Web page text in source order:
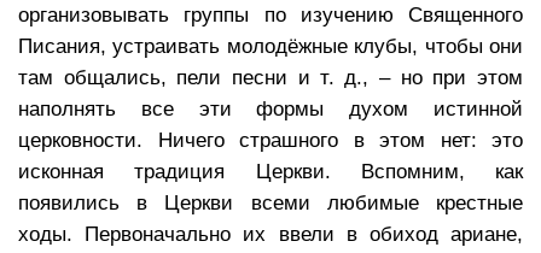
организовывать группы по изучению Священного
Писания, устраивать молодёжные клубы, чтобы они
там общались, пели песни и т. д., – но при этом
наполнять все эти формы духом истинной
церковности. Ничего страшного в этом нет: это
исконная традиция Церкви. Вспомним, как
появились в Церкви всеми любимые крестные
ходы. Первоначально их ввели в обиход ариане,